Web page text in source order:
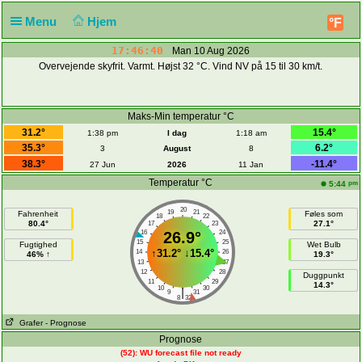
Menu Hjem °F
17:46:40
Man 10 Aug 2026
Overvejende skyfrit. Varmt. Højst 32 °C. Vind NV på 15 til 30 km/t.
Maks-Min temperatur °C
31.2°
1:38 pm I dag 1:18 am
15.4°
35.3°
3 August 8
6.2°
38.3°
27 Jun 2026 11 Jan
-11.4°
Temperatur °C
5:44 pm
Fahrenheit
80.4°
Fugtighed
46% ↑
20
19 21
18
22
17
23
16
24
15
25
14
26
13
27
12
28
11
29
10
30
9 31
|
8 32
26.9°
↑31.2°↓15.4°
Føles som
27.1°
Wet Bulb
19.3°
Duggpunkt
14.3°
Grafer - Prognose
Prognose
(52): WU forecast file not ready